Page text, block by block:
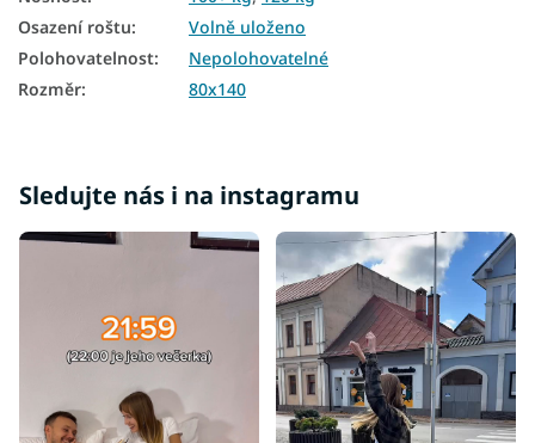
Osazení roštu:
Volně uloženo
Polohovatelnost:
Nepolohovatelné
Rozměr: 80x140
Sledujte nás i na instagramu